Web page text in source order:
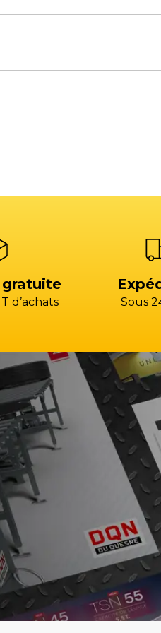
de rechange
/ Le vendredi de
3)
gratuite
d’achats Sous